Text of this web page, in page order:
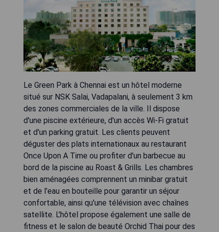
Le Green Park à Chennai est un hôtel moderne
situé sur NSK Salai, Vadapalani, à seulement 3 km
des zones commerciales de la ville. Il dispose
d'une piscine extérieure, d'un accès Wi-Fi gratuit
et d'un parking gratuit. Les clients peuvent
déguster des plats internationaux au restaurant
Once Upon A Time ou profiter d'un barbecue au
bord de la piscine au Roast & Grills. Les chambres
bien aménagées comprennent un minibar gratuit
et de l'eau en bouteille pour garantir un séjour
confortable, ainsi qu'une télévision avec chaînes
satellite. L'hôtel propose également une salle de
fitness et le salon de beauté Orchid Thai pour des